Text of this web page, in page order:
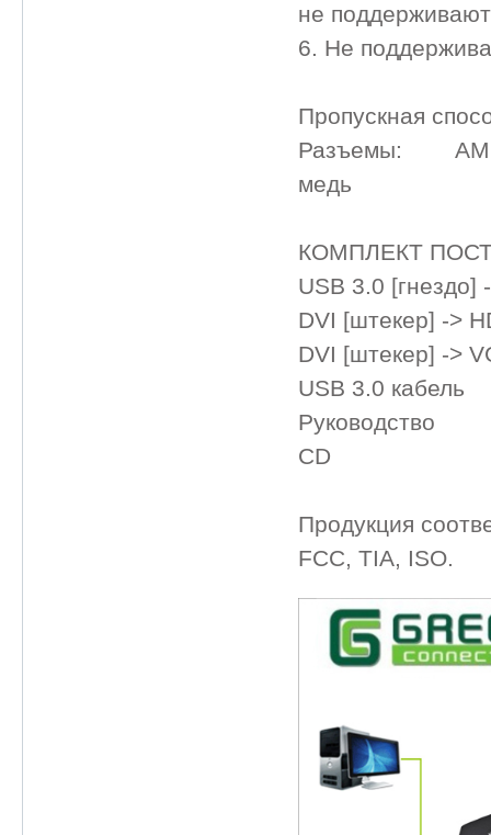
не
6. Не
Пропускная
Разъемы: AM
медь
КОМПЛЕКТ
USB 3.0 [гнездо]
DVI [штекер] ->
DVI [штекер] ->
USB 3.0 кабель
Руководство
CD
Продукция
FCC, TIA, ISO.